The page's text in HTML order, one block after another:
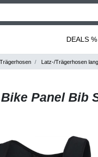
DEALS %
Latz-/Trägerhosen
Panel Bib